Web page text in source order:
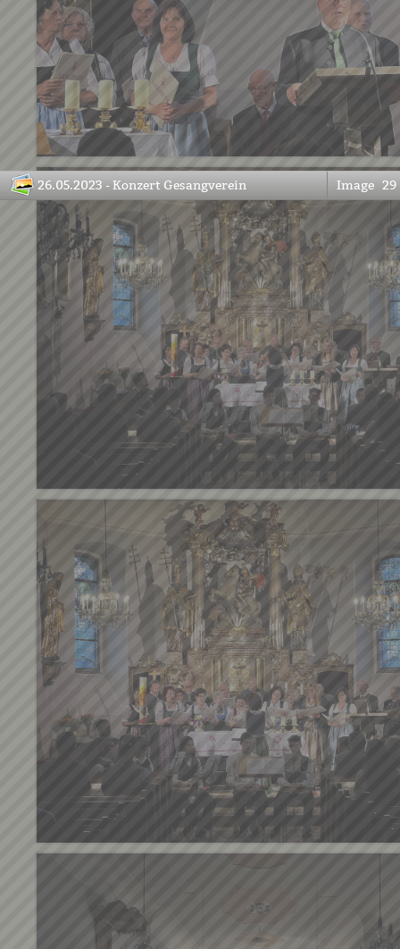
26.05.2023 - Konzert Gesangverein Image 29